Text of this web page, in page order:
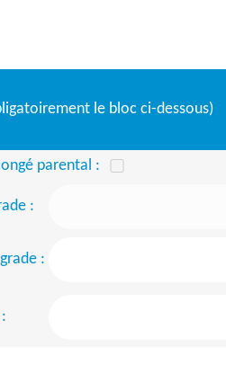
le bloc ci-dessous)
parental :
:
: